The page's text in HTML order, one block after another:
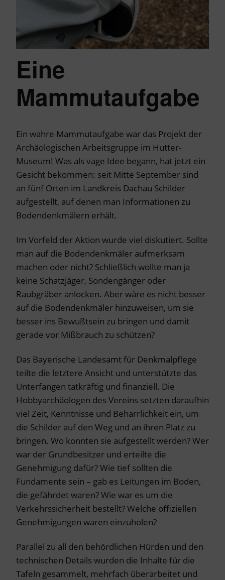
Eine
Mammutaufgabe
Ein wahre Mammutaufgabe war das Projekt der
Archäologischen Arbeitsgruppe im Hutter-
Museum! Was als vage Idee begann, hat jetzt ein
Gesicht bekommen: seit Mitte September sind
an fünf Orten im Landkreis Dachau Schilder
aufgestellt, auf denen man Informationen zu
Bodendenkmälern erhält.
Im Vorfeld der Aktion wurde viel diskutiert. Sollte
man auf die Bodendenkmäler aufmerksam
machen oder nicht? Schließlich wollte man ja
keine Schatzjäger, Sondengänger oder
Raubgräber anlocken. Aber wäre es nicht besser
auf die Bodendenkmäler hinzuweisen, um sie
besser ins Bewußtsein zu bringen und damit
gerade vor Mißbrauch zu schützen?
Das Bayerische Landesamt für Denkmalpflege
teilte die letztere Ansicht und unterstützte das
Unterfangen tatkräftig und finanziell. Die
Hobbyarchäologen des Vereins setzten daraufhin
viel Zeit, Kenntnisse und Beharrlichkeit ein, um
die Schilder auf den Weg und an ihren Platz zu
bringen. Wo konnten sie aufgestellt werden? Wer
war der Grundbesitzer und erteilte die
Genehmigung dafür? Wie tief sollten die
Fundamente sein – gab es Leitungen im Boden,
die gefährdet waren? Wie war es um die
Verkehrssicherheit bestellt? Welche offiziellen
Genehmigungen waren einzuholen?
Parallel zu all den behördlichen Hürden und den
technischen Details wurden die Inhalte für die
Tafeln gesammelt, mehrfach überarbeitet und